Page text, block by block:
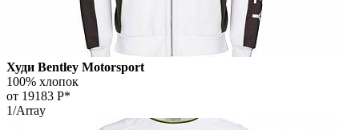
Худи Bentley Motorsport
100% хлопок
от 19183 Р*
1/Array